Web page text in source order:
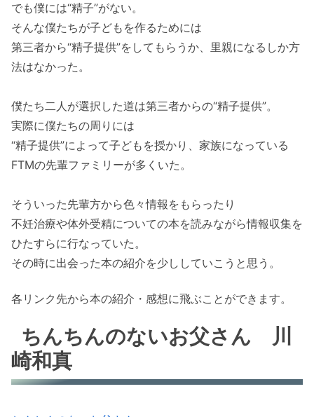
でも僕には“精子”がない。
そんな僕たちが子どもを作るためには
第三者から“精子提供”をしてもらうか、里親になるしか方
法はなかった。
僕たち二人が選択した道は第三者からの“精子提供”。
実際に僕たちの周りには
“精子提供”によって子どもを授かり、家族になっている
FTMの先輩ファミリーが多くいた。
そういった先輩方から色々情報をもらったり
不妊治療や体外受精についての本を読みながら情報収集を
ひたすらに行なっていた。
その時に出会った本の紹介を少ししていこうと思う。
各リンク先から本の紹介・感想に飛ぶことができます。
ちんちんのないお父さん 川
崎和真